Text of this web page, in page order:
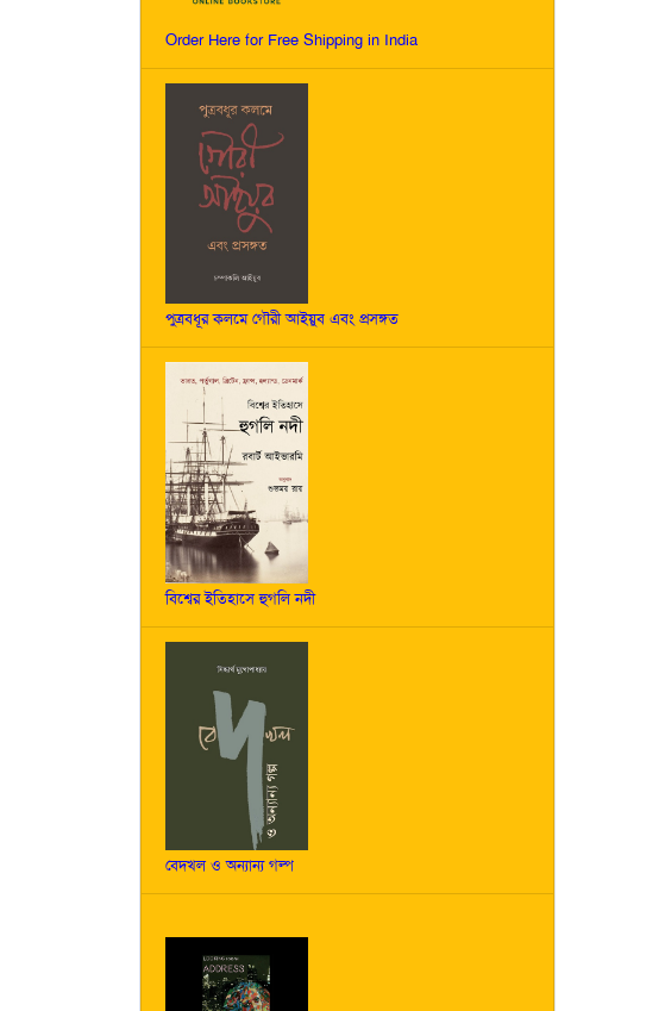
Order Here for Free Shipping in India
পুত্রবধূর কলমে গৌরী আইয়ুব এবং প্রসঙ্গত
বিশ্বের ইতিহাসে হুগলি নদী
বেদখল ও অন্যান্য গল্প